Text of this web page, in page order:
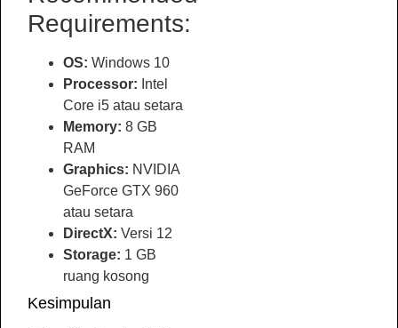
Requirements:
OS: Windows 10
Processor: Intel
Core i5 atau setara
Memory: 8 GB
RAM
Graphics: NVIDIA
GeForce GTX 960
atau setara
DirectX: Versi 12
Storage: 1 GB
ruang kosong
Kesimpulan